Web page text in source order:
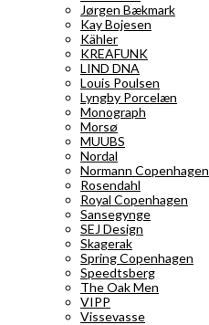
Jørgen Bækmark
Kay Bojesen
Kähler
KREAFUNK
LIND DNA
Louis Poulsen
Lyngby Porcelæn
Monograph
Morsø
MUUBS
Nordal
Normann Copenhagen
Rosendahl
Royal Copenhagen
Sansegynge
SEJ Design
Skagerak
Spring Copenhagen
Speedtsberg
The Oak Men
VIPP
Vissevasse